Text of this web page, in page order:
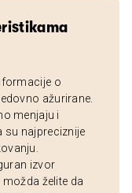
o
ažurirane.
menjaju i
su najpreciznije
izvor
želite da